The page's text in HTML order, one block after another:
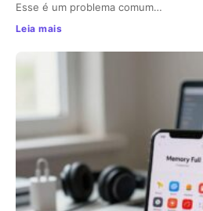
Esse é um problema comum…
Leia mais